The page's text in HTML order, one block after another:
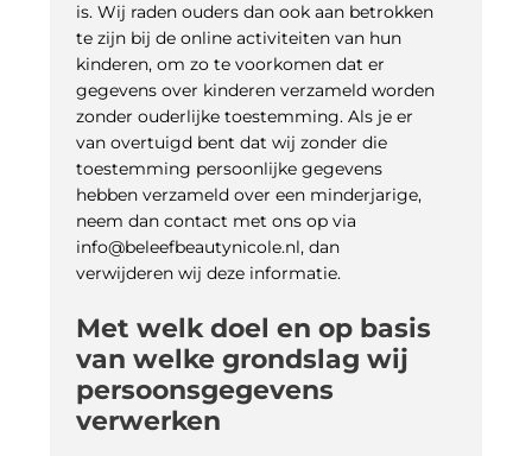
is. Wij raden ouders dan ook aan betrokken
te zijn bij de online activiteiten van hun
kinderen, om zo te voorkomen dat er
gegevens over kinderen verzameld worden
zonder ouderlijke toestemming. Als je er
van overtuigd bent dat wij zonder die
toestemming persoonlijke gegevens
hebben verzameld over een minderjarige,
neem dan contact met ons op via
info@beleefbeautynicole.nl, dan
verwijderen wij deze informatie.
Met welk doel en op basis
van welke grondslag wij
persoonsgegevens
verwerken